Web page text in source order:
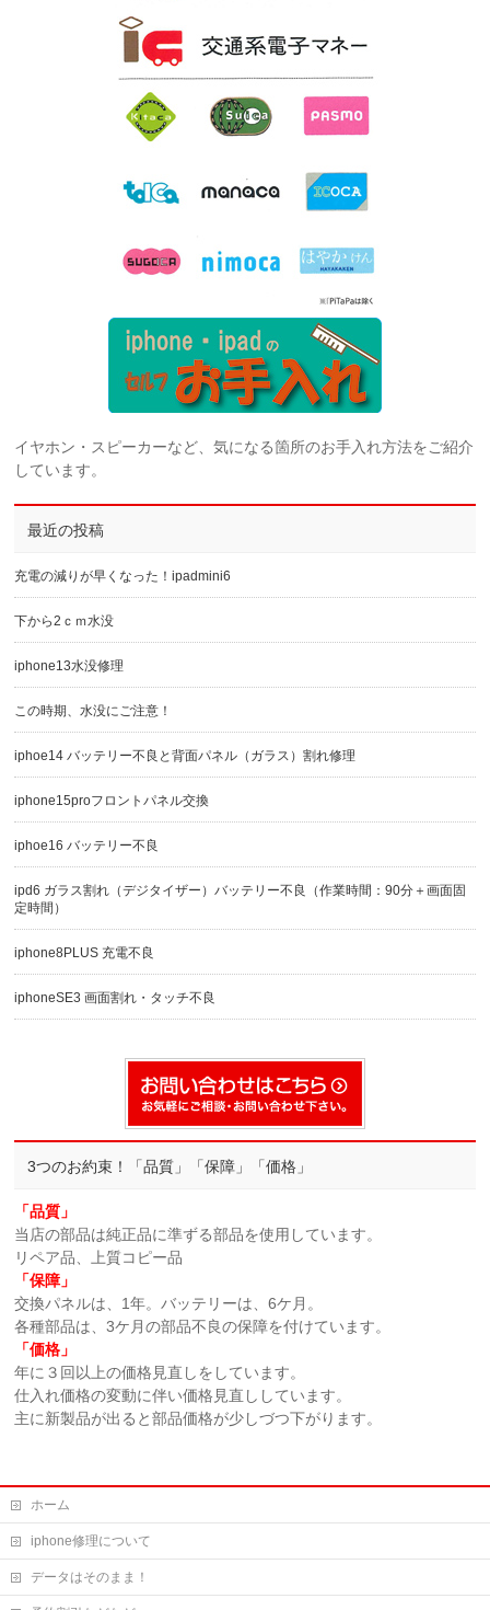
イヤホン・スピーカーなど、気になる箇所のお手入れ方法をご紹介
しています。
最近の投稿
充電の減りが早くなった！ipadmini6
下から2ｃｍ水没
iphone13水没修理
この時期、水没にご注意！
iphoe14 バッテリー不良と背面パネル（ガラス）割れ修理
iphone15proフロントパネル交換
iphoe16 バッテリー不良
ipd6 ガラス割れ（デジタイザー）バッテリー不良（作業時間：90分＋画面固
定時間）
iphone8PLUS 充電不良
iphoneSE3 画面割れ・タッチ不良
3つのお約束！「品質」「保障」「価格」
「品質」
当店の部品は純正品に準ずる部品を使用しています。
リペア品、上質コピー品
「保障」
交換パネルは、1年。バッテリーは、6ケ月。
各種部品は、3ケ月の部品不良の保障を付けています。
「価格」
年に３回以上の価格見直しをしています。
仕入れ価格の変動に伴い価格見直ししています。
主に新製品が出ると部品価格が少しづつ下がります。
ホーム
iphone修理について
データはそのまま！